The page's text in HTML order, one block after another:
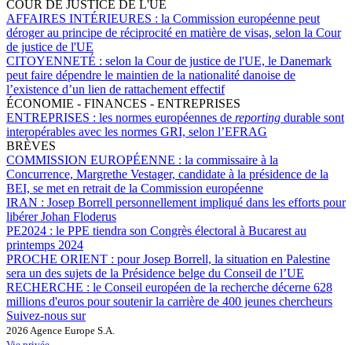
COUR DE JUSTICE DE L'UE
AFFAIRES INTÉRIEURES : la Commission européenne peut
déroger au principe de réciprocité en matière de visas, selon la Cour
de justice de l'UE
CITOYENNETÉ : selon la Cour de justice de l'UE, le Danemark
peut faire dépendre le maintien de la nationalité danoise de
l’existence d’un lien de rattachement effectif
ÉCONOMIE - FINANCES - ENTREPRISES
ENTREPRISES : les normes européennes de reporting durable sont
interopérables avec les normes GRI, selon l’EFRAG
BRÈVES
COMMISSION EUROPÉENNE : la commissaire à la
Concurrence, Margrethe Vestager, candidate à la présidence de la
BEI, se met en retrait de la Commission européenne
IRAN : Josep Borrell personnellement impliqué dans les efforts pour
libérer Johan Floderus
PE2024 : le PPE tiendra son Congrès électoral à Bucarest au
printemps 2024
PROCHE ORIENT : pour Josep Borrell, la situation en Palestine
sera un des sujets de la Présidence belge du Conseil de l’UE
RECHERCHE : le Conseil européen de la recherche décerne 628
millions d'euros pour soutenir la carrière de 400 jeunes chercheurs
Suivez-nous sur
2026 Agence Europe S.A.